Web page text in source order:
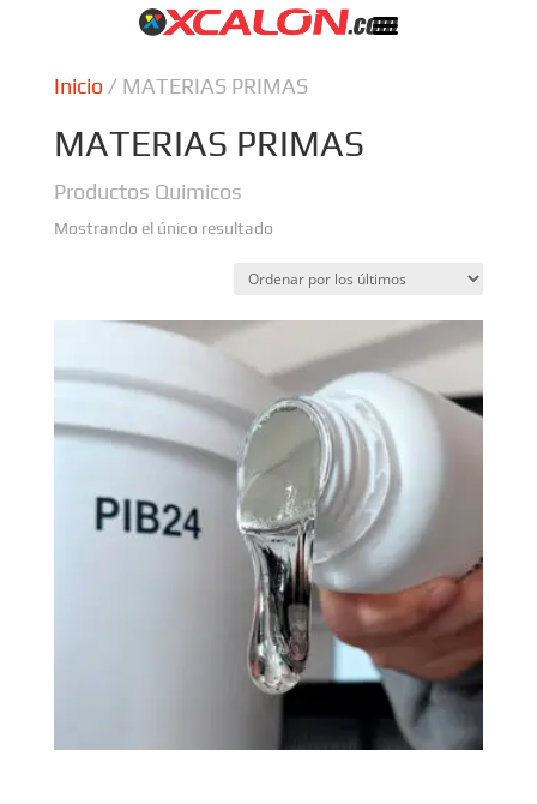
Inicio/ MATERIAS PRIMAS
MATERIAS PRIMAS
Productos Quimicos
Mostrando el único resultado